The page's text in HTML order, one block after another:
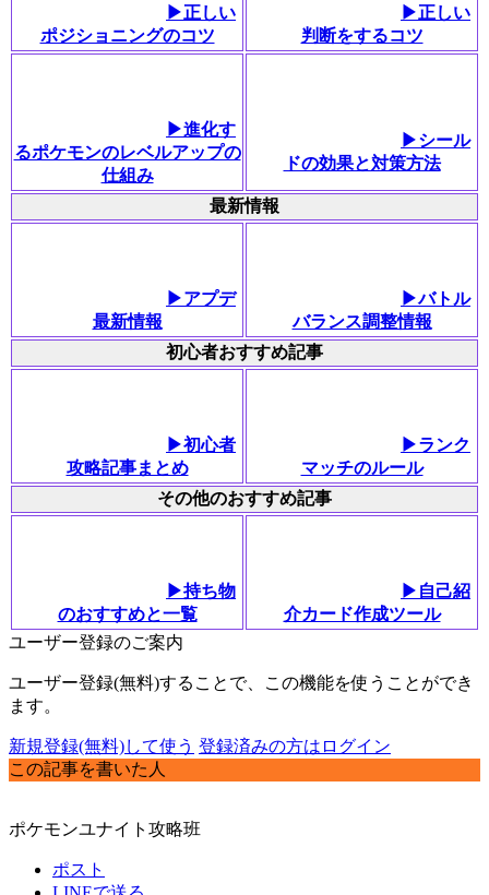
▶︎正しい
ポジショニングのコツ
▶︎正しい
判断をするコツ
▶︎進化す
るポケモンのレベルアップの
仕組み
▶︎シール
ドの効果と対策方法
最新情報
▶アプデ
最新情報
▶バトル
バランス調整情報
初心者おすすめ記事
▶初心者
攻略記事まとめ
▶ランク
マッチのルール
その他のおすすめ記事
▶持ち物
のおすすめと一覧
▶自己紹
介カード作成ツール
ユーザー登録のご案内
ユーザー登録(無料)することで、この機能を使うことができ
ます。
新規登録(無料)して使う 登録済みの方はログイン
この記事を書いた人
ポケモンユナイト攻略班
ポスト